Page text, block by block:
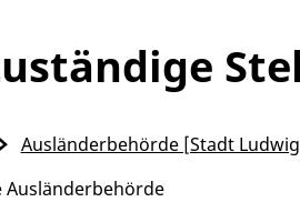
Ausländerbehörde
Ausländerbehörde [Stadt